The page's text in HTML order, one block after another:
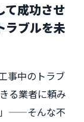
て成功させ
ラブルを未
事中のトラブ
る業者に頼み
」——そんな不